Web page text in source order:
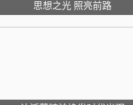
思想之光 照亮前路